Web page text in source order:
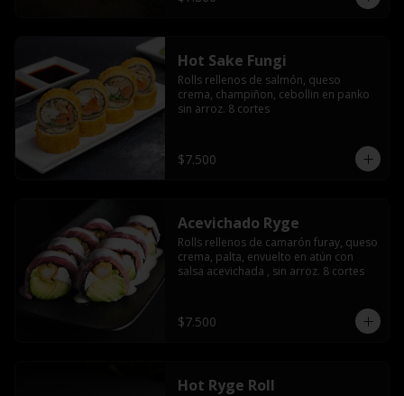
Hot Sake Fungi
Rolls rellenos de salmón, queso
crema, champiñon, cebollin en panko
sin arroz. 8 cortes
$7.500
Acevichado Ryge
Rolls rellenos de camarón furay, queso
crema, palta, envuelto en atún con
salsa acevichada , sin arroz. 8 cortes
$7.500
Hot Ryge Roll